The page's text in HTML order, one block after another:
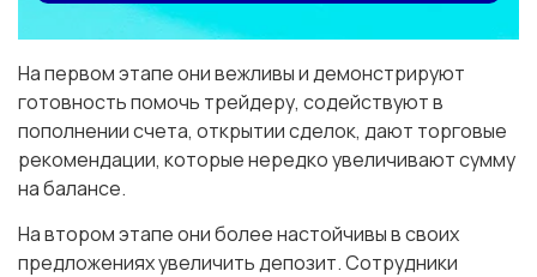
На первом этапе они вежливы и демонстрируют
готовность помочь трейдеру, содействуют в
пополнении счета, открытии сделок, дают торговые
рекомендации, которые нередко увеличивают сумму
на балансе.
На втором этапе они более настойчивы в своих
предложениях увеличить депозит. Сотрудники